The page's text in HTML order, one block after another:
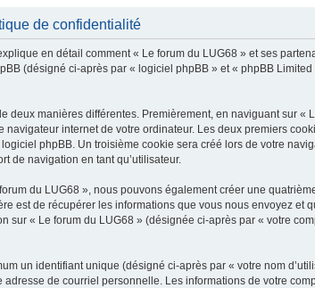
de confidentialité
en détail comment « Le forum du LUG68 » et ses
(désigné ci-après par « logiciel phpBB » et « phpBB
deux manières différentes. Premièrement, en naviguant sur
navigateur internet de votre ordinateur. Les deux premiers
phpBB. Un troisième cookie sera créé lors de votre
de navigation en tant qu’utilisateur.
du LUG68 », nous pouvons également créer une
est de récupérer les informations que vous nous envoyez
sur « Le forum du LUG68 » (désignée ci-après par « votre
un identifiant unique (désigné ci-après par « votre nom
adresse de courriel personnelle. Les informations de votre